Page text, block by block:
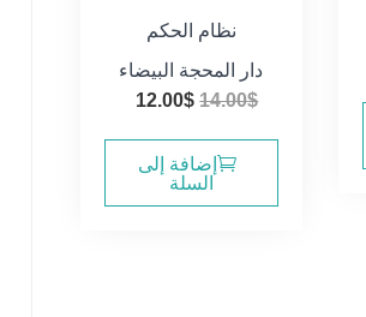
نظام الحكم
دار المحجة البيضاء
14.00$
السعر
هو:
14.00$.
12.00$
إضافة إلى
السلة